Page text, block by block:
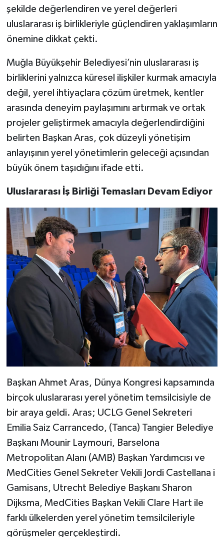
şekilde değerlendiren ve yerel değerleri
uluslararası iş birlikleriyle güçlendiren yaklaşımların
önemine dikkat çekti.
Muğla Büyükşehir Belediyesi’nin uluslararası iş
birliklerini yalnızca küresel ilişkiler kurmak amacıyla
değil, yerel ihtiyaçlara çözüm üretmek, kentler
arasında deneyim paylaşımını artırmak ve ortak
projeler geliştirmek amacıyla değerlendirdiğini
belirten Başkan Aras, çok düzeyli yönetişim
anlayışının yerel yönetimlerin geleceği açısından
büyük önem taşıdığını ifade etti.
Uluslararası İş Birliği Temasları Devam Ediyor
Başkan Ahmet Aras, Dünya Kongresi kapsamında
birçok uluslararası yerel yönetim temsilcisiyle de
bir araya geldi. Aras; UCLG Genel Sekreteri
Emilia Saiz Carrancedo, (Tanca) Tangier Belediye
Başkanı Mounir Laymouri, Barselona
Metropolitan Alanı (AMB) Başkan Yardımcısı ve
MedCities Genel Sekreter Vekili Jordi Castellana i
Gamisans, Utrecht Belediye Başkanı Sharon
Dijksma, MedCities Başkan Vekili Clare Hart ile
farklı ülkelerden yerel yönetim temsilcileriyle
görüşmeler gerçekleştirdi.